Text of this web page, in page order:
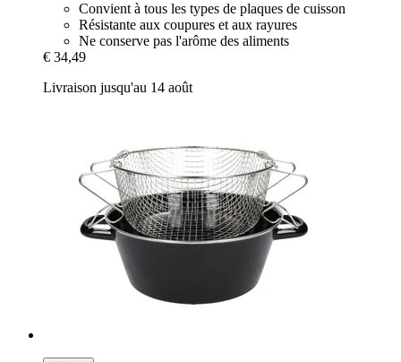
Convient à tous les types de plaques de cuisson
Résistante aux coupures et aux rayures
Ne conserve pas l'arôme des aliments
€ 34,49
Livraison jusqu'au 14 août